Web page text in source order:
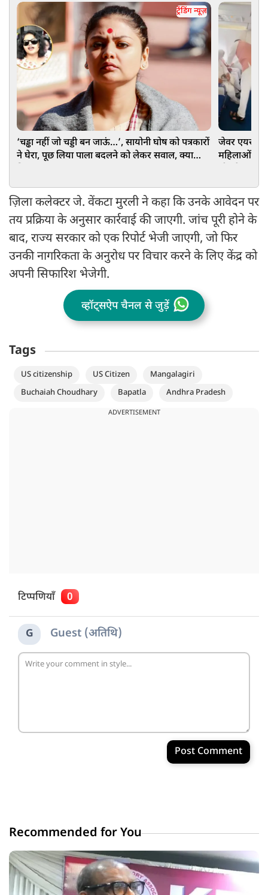
ट्रेंडिंग न्यूज़
‘चड्ढा नहीं जो चड्डी बन जाऊं…’, सायोनी घोष को पत्रकारों
ने घेरा, पूछ लिया पाला बदलने को लेकर सवाल, क्या
जेवर
महिलाओं और
ज़िला कलेक्टर जे. वेंकटा मुरली ने कहा कि उनके आवेदन पर
तय प्रक्रिया के अनुसार कार्रवाई की जाएगी. जांच पूरी होने के
बाद, राज्य सरकार को एक रिपोर्ट भेजी जाएगी, जो फिर
उनकी नागरिकता के अनुरोध पर विचार करने के लिए केंद्र को
अपनी सिफारिश भेजेगी.
व्हॉट्सऐप चैनल से जुड़ें
Tags
US citizenship US Citizen
Mangalagiri
Buchaiah Choudhary
Bapatla Andhra Pradesh
ADVERTISEMENT
टिप्पणियाँ 0
G Guest (अतिथि)
Post Comment
Recommended for You